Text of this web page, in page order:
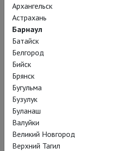
1) TheatreHD теперь
Новокузнецке!
Приглашаем вас 14 апреля на
нашего репертуара, потрясающе
Фраем. Эта и другие постановки
«Формула Кино IMAX».
2) В Москве пройдет
Колином Морганом: он
«Формула Кино Прага».
Архангельск
Астрахань
Барнаул
Батайск
Белгород
Бийск
Брянск
Бугульма
Бузулук
Буланаш
Валуйки
Великий Новгород
Верхний Тагил